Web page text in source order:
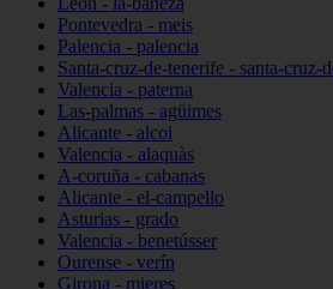
Pontevedra - meis
Palencia - palencia
Santa-cruz-de-tenerife - santa-cruz-
Valencia - paterna
Las-palmas - agüimes
Alicante - alcoi
Valencia - alaquàs
A-coruña - cabanas
Alicante - el-campello
Asturias - grado
Valencia - benetússer
Ourense - verín
Girona - mieres